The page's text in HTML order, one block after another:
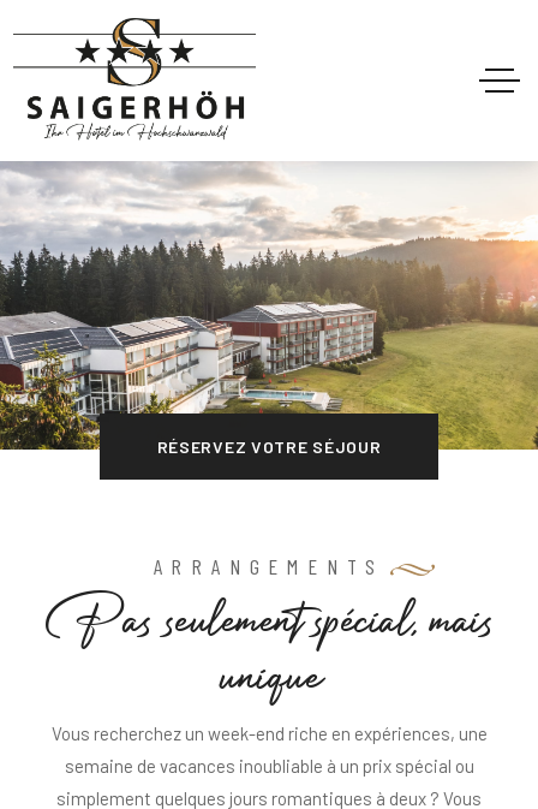
RÉSERVEZ VOTRE SÉJOUR
ARRANGEMENTS
Pas seulementspécial,mais
unique
Vous recherchez un week-end riche en expériences, une
semaine de vacances inoubliable à un prix spécial ou
simplement quelques jours romantiques à deux ? Vous